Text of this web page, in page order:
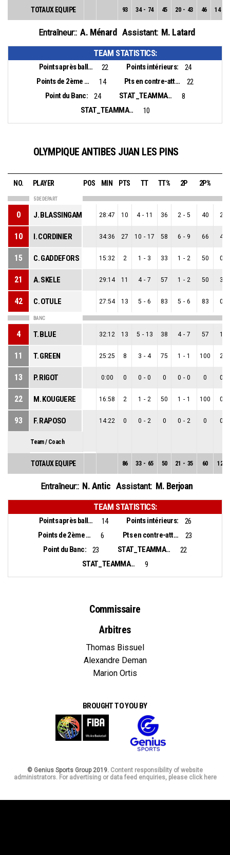
TOTAUX EQUIPE 93 34 - 74 45 20 - 43 46 14
Entraîneur:: A. Ménard Assistant: M. Latard
TEAM STATISTICS:
Points après balles perdues: 22 Points intérieurs:
24
Points de 2ème chance:
14 Pts en contre-attaque:
22
Point du Banc:
24 STAT_TEAMMATCH_BASKETBALL_sBiggestLead_NAME:
8
STAT_TEAMMATCH_BASKETBALL_sBiggestScoringRun_NAME:
10
OLYMPIQUE ANTIBES JUAN LES PINS
NO. PLAYER POS MIN PTS TT TT% 2P 2P%
5 DE DEPART
0 J. BLASSINGAME 28:47 10 4 - 11 36 2 - 5 40 2
10 I. CORDINIER 34:36 27 10 - 17 58 6 - 9 66 4
15 C. GADDEFORS 15:32 2 1 - 3 33 1 - 2 50 0
21 A. SKELE 29:14 11 4 - 7 57 1 - 2 50 3
42 C. OTULE 27:54 13 5 - 6 83 5 - 6 83 0
BANC
4 T. BLUE 32:12 13 5 - 13 38 4 - 7 57 1
11 T. GREEN 25:25 8 3 - 4 75 1 - 1 100 2
13 P. RIGOT 0:00 0 0 - 0 0 0 - 0 0 0
22 M. KOUGUERE 16:58 2 1 - 2 50 1 - 1 100 0
93 F. RAPOSO 14:22 0 0 - 2 0 0 - 2 0 0
Team / Coach
TOTAUX EQUIPE 86 33 - 65 50 21 - 35 60 12
Entraîneur:: N. Antic Assistant: M. Berjoan
TEAM STATISTICS:
Points après balles perdues: 14 Points intérieurs:
26
Points de 2ème chance:
6 Pts en contre-attaque:
23
Point du Banc:
23 STAT_TEAMMATCH_BASKETBALL_sBiggestLead_NAME:
22
STAT_TEAMMATCH_BASKETBALL_sBiggestScoringRun_NAME:
9
Commissaire
Arbitres
Thomas Bissuel
Alexandre Deman
Marion Ortis
BROUGHT TO YOU BY
© Genius Sports Group 2019. Content responsibility of website
administrators. For advertising or data feed enquiries, please click here